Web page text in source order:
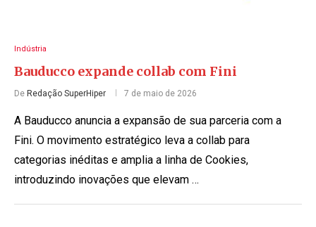
Indústria
Bauducco expande collab com Fini
De Redação SuperHiper 7 de maio de 2026
A Bauducco anuncia a expansão de sua parceria com a
Fini. O movimento estratégico leva a collab para
categorias inéditas e amplia a linha de Cookies,
introduzindo inovações que elevam …